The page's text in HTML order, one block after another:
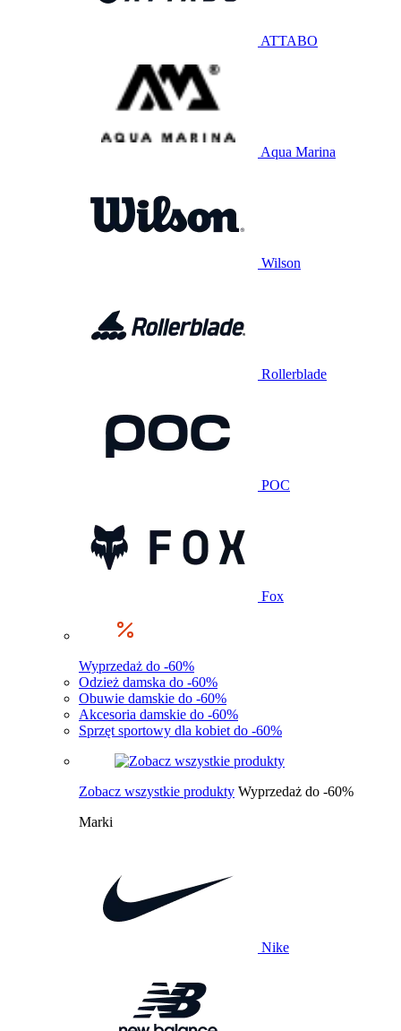
ATTABO
Aqua Marina
Wilson
Rollerblade
POC
Fox
Wyprzedaż do -60%
Odzież damska do -60%
Obuwie damskie do -60%
Akcesoria damskie do -60%
Sprzęt sportowy dla kobiet do -60%
Zobacz wszystkie produkty Wyprzedaż do -60%
Marki
Nike